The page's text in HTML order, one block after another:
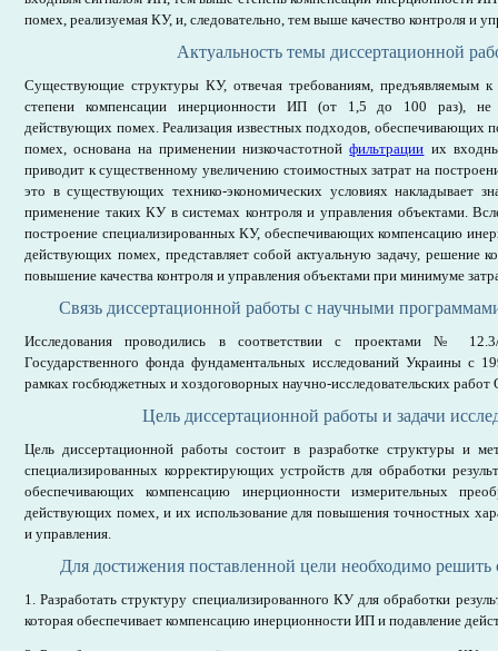
помех, реализуемая КУ, и, следовательно, тем выше качество контроля и
Актуальность темы диссертационной
Существующие структуры КУ, отвечая требованиям, предъявляемым
степени компенсации инерционности ИП (от 1,5 до 100 раз), не
действующих помех. Реализация известных подходов, обеспечивающих
помех, основана на применении низкочастотнойфильтрации их
приводит к существенному увеличению стоимостных затрат на
это в существующих технико-экономических условиях накладывает
применение таких КУ в системах контроля и управления объектами.
построение специализированных КУ, обеспечивающих компенсацию
действующих помех, представляет собой актуальную задачу, решение
повышение качества контроля и управления объектами при минимуме
Связь диссертационной работы с научными
Исследования проводились в соответствии с проектами №
Государственного фонда фундаментальных исследований Украины с
рамках госбюджетных и хоздоговорных научно-исследовательских
Цель диссертационной работы и задачи
Цель диссертационной работы состоит в разработке структуры и
специализированных корректирующих устройств для обработки
обеспечивающих компенсацию инерционности измерительных
действующих помех, и их использование для повышения точностных
и управления.
Для достижения поставленной цели необходимо решить
1. Разработать структуру специализированного КУ для обработки
которая обеспечивает компенсацию инерционности ИП и подавление